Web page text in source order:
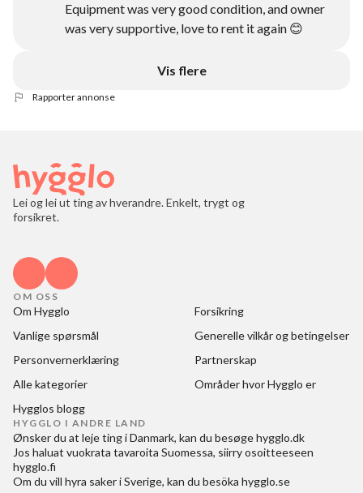
Equipment was very good condition, and owner
was very supportive, love to rent it again 😊
Vis flere
Rapporter annonse
Lei og lei ut ting av hverandre. Enkelt, trygt og
forsikret.
OM OSS
Om Hygglo
Forsikring
Vanlige spørsmål
Generelle vilkår og betingelser
Personvernerklæring
Partnerskap
Alle kategorier
Områder hvor Hygglo er
Hygglos blogg
HYGGLO I ANDRE LAND
Ønsker du at leje ting i Danmark, kan du besøgehygglo.dk
Jos haluat vuokrata tavaroita Suomessa, siirry osoitteeseen
hygglo.fi
Om du vill hyra saker i Sverige, kan du besöka hygglo.se